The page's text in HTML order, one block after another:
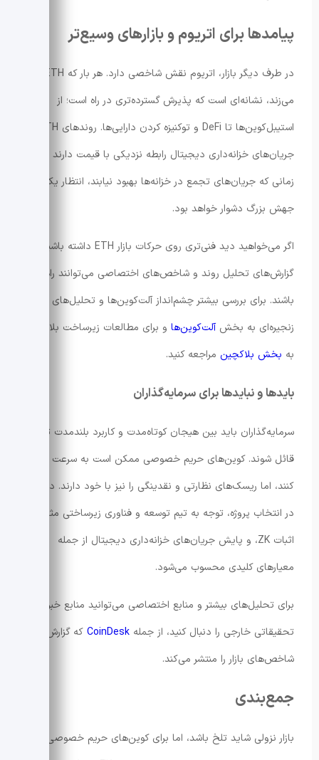
پیامدها برای اتریوم و بازارهای وسیع‌تر
می‌زند، نشانه‌ای است که پذیرش گسترده‌تری در راه است؛ از
جریان‌های خزانه‌داری دیجیتال رابطه نزدیکی با قیمت دارند و تا
زمانی که جریان‌های تجمع در خزانه‌ها بهبود نیابند، انتظار یک
جهش بزرگ دشوار خواهد بود.
اگر می‌خواهید دید فنی‌تری روی حرکات بازار ETH داشته باشید،
گزارش‌های تحلیل روند و شاخص‌های اختصاصی می‌توانند راهنما
باشند. برای بررسی بیشتر چشم‌انداز آلت‌کوین‌ها و تحلیل‌های
زنجیره‌ای به بخشآلت‌کوین‌ها و برای مطالعات زیرساخت بلاکچین
به بخش بلاکچین مراجعه کنید.
بایدها و نبایدها برای سرمایه‌گذاران
سرمایه‌گذاران باید بین هیجان کوتاه‌مدت و کاربرد بلندمدت تمایز
قائل شوند. کوین‌های حریم خصوصی ممکن است به سرعت رشد
کنند، اما ریسک‌های نظارتی و نقدینگی را نیز با خود دارند. دقت
در انتخاب پروژه، توجه به تیم توسعه و فناوری زیرساختی مثل
اثبات ZK، و پایش جریان‌های خزانه‌داری دیجیتال از جمله
معیارهای کلیدی محسوب می‌شود.
برای تحلیل‌های بیشتر و منابع اختصاصی می‌توانید منابع خبری و
تحقیقاتی خارجی را دنبال کنید، از جمله CoinDesk که گزارش‌ها و
شاخص‌های بازار را منتشر می‌کند.
جمع‌بندی
بازار نزولی شاید تلخ باشد، اما برای کوین‌های حریم خصوصی